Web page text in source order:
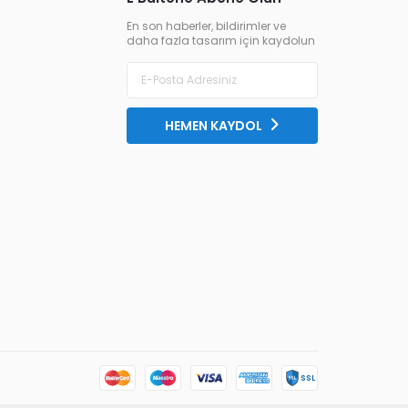
En son haberler, bildirimler ve
daha fazla tasarım için kaydolun
HEMEN KAYDOL